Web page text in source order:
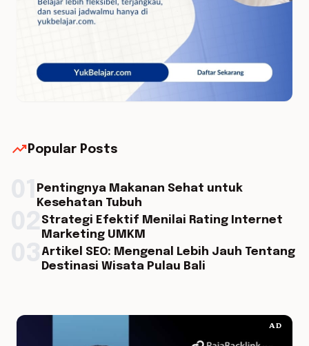
trending_up Popular Posts
Pentingnya Makanan Sehat untuk
Kesehatan Tubuh
Strategi Efektif Menilai Rating Internet
Marketing UMKM
Artikel SEO: Mengenal Lebih Jauh Tentang
Destinasi Wisata Pulau Bali
AD